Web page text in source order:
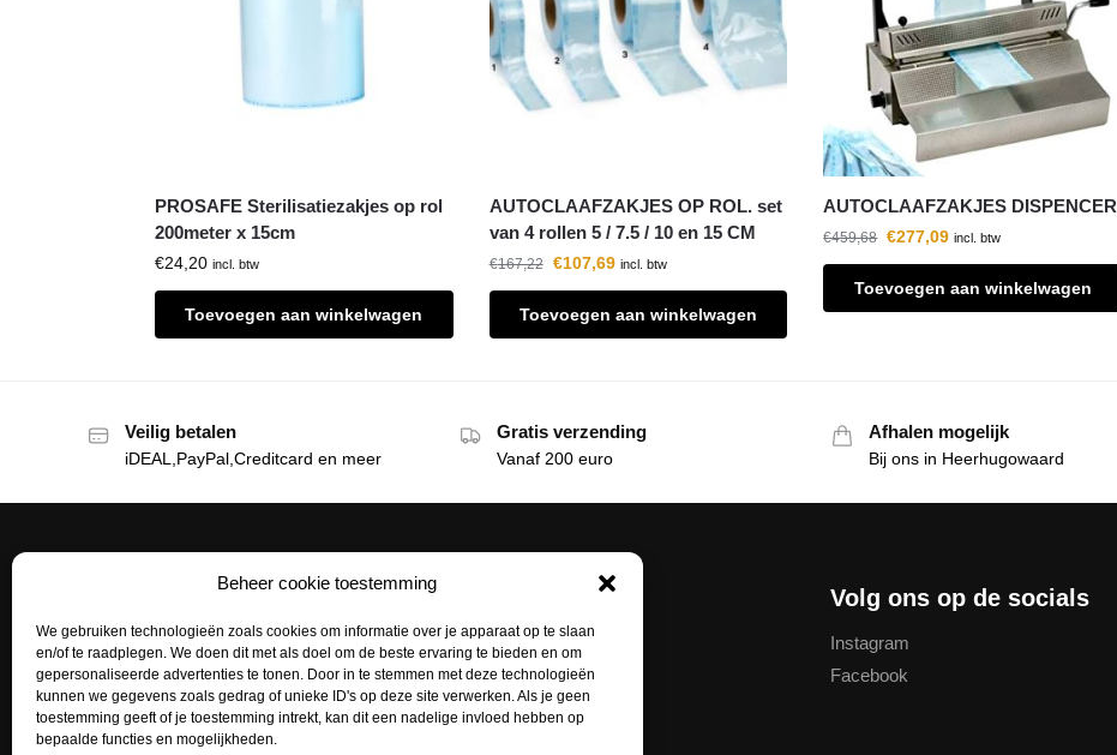
Beheer cookie toestemming
We gebruiken technologieën zoals cookies om informatie over je apparaat op te slaan
en/of te raadplegen. We doen dit met als doel om de beste ervaring te bieden en om
gepersonaliseerde advertenties te tonen. Door in te stemmen met deze technologieën
kunnen we gegevens zoals gedrag of unieke ID's op deze site verwerken. Als je geen
toestemming geeft of je toestemming intrekt, kan dit een nadelige invloed hebben op
bepaalde functies en mogelijkheden.
PROSAFE Sterilisatiezakjes op rol
200meter x 15cm
€24,20 incl. btw
Toevoegen aan winkelwagen
AUTOCLAAFZAKJES OP ROL. set
van 4 rollen 5 / 7.5 / 10 en 15 CM
€167,22 €107,69 incl. btw
Toevoegen aan winkelwagen
AUTOCLAAFZAKJES DISPENCER
€459,68 €277,09 incl. btw
Toevoegen aan winkelwagen
Veilig betalen
iDEAL,PayPal,Creditcard en meer
Gratis verzending
Vanaf 200 euro
Afhalen mogelijk
Bij ons in Heerhugowaard
Het Tattoohuys
Een complete inrichting voor je
tattoostudio uitzoeken of het aanvullen
van je voorraad tattoo supplies: het kan
allemaal bij het Tattoohuys, dé
groothandel voor al jouw supplies.
Klantenservice
Bestellen
Betaalmethodes
Mijn account
Volg ons op de socials
Instagram
Facebook